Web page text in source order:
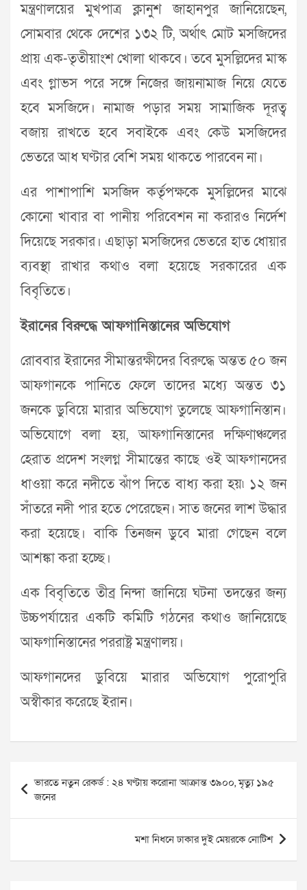
মন্ত্রণালয়ের মুখপাত্র ক্লানুশ জাহানপুর জানিয়েছেন,
সোমবার থেকে দেশের ১৩২ টি, অর্থাৎ মোট মসজিদের
প্রায় এক-তৃতীয়াংশ খোলা থাকবে। তবে মুসল্লিদের মাস্ক
এবং গ্লাভস পরে সঙ্গে নিজের জায়নামাজ নিয়ে যেতে
হবে মসজিদে। নামাজ পড়ার সময় সামাজিক দূরত্ব
বজায় রাখতে হবে সবাইকে এবং কেউ মসজিদের
ভেতরে আধ ঘণ্টার বেশি সময় থাকতে পারবেন না।
এর পাশাপাশি মসজিদ কর্তৃপক্ষকে মুসল্লিদের মাঝে
কোনো খাবার বা পানীয় পরিবেশন না করারও নির্দেশ
দিয়েছে সরকার। এছাড়া মসজিদের ভেতরে হাত ধোয়ার
ব্যবস্থা রাখার কথাও বলা হয়েছে সরকারের এক
বিবৃতিতে।
ইরানের বিরুদ্ধে আফগানিস্তানের অভিযোগ
রোববার ইরানের সীমান্তরক্ষীদের বিরুদ্ধে অন্তত ৫০ জন
আফগানকে পানিতে ফেলে তাদের মধ্যে অন্তত ৩১
জনকে ডুবিয়ে মারার অভিযোগ তুলেছে আফগানিস্তান।
অভিযোগে বলা হয়, আফগানিস্তানের দক্ষিণাঞ্চলের
হেরাত প্রদেশ সংলগ্ন সীমান্তের কাছে ওই আফগানদের
ধাওয়া করে নদীতে ঝাঁপ দিতে বাধ্য করা হয়৷ ১২ জন
সাঁতরে নদী পার হতে পেরেছেন। সাত জনের লাশ উদ্ধার
করা হয়েছে। বাকি তিনজন ডুবে মারা গেছেন বলে
আশঙ্কা করা হচ্ছে।
এক বিবৃতিতে তীব্র নিন্দা জানিয়ে ঘটনা তদন্তের জন্য
উচ্চপর্যায়ের একটি কমিটি গঠনের কথাও জানিয়েছে
আফগানিস্তানের পররাষ্ট্র মন্ত্রণালয়।
আফগানদের ডুবিয়ে মারার অভিযোগ পুরোপুরি
অস্বীকার করেছে ইরান।
navigation
ভারতে নতুন রেকর্ড : ২৪ ঘণ্টায় করোনা আক্রান্ত ৩৯০০, মৃত্যু ১৯৫
জনের
মশা নিধনে ঢাকার দুই মেয়রকে নোটিশ